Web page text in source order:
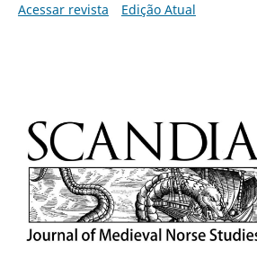
Acessar revista
Edição Atual